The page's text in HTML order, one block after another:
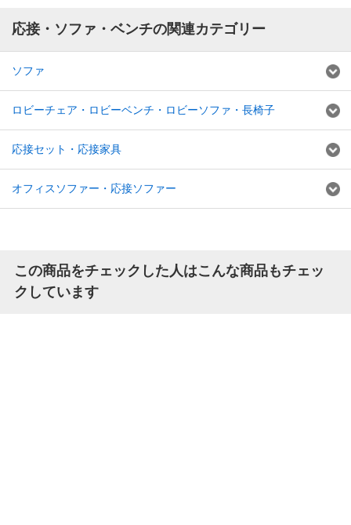
応接・ソファ・ベンチの関連カテゴリー
ソファ
ロビーチェア・ロビーベンチ・ロビーソファ・長椅子
応接セット・応接家具
オフィスソファー・応接ソファー
この商品をチェックした人はこんな商品もチェッ
クしています